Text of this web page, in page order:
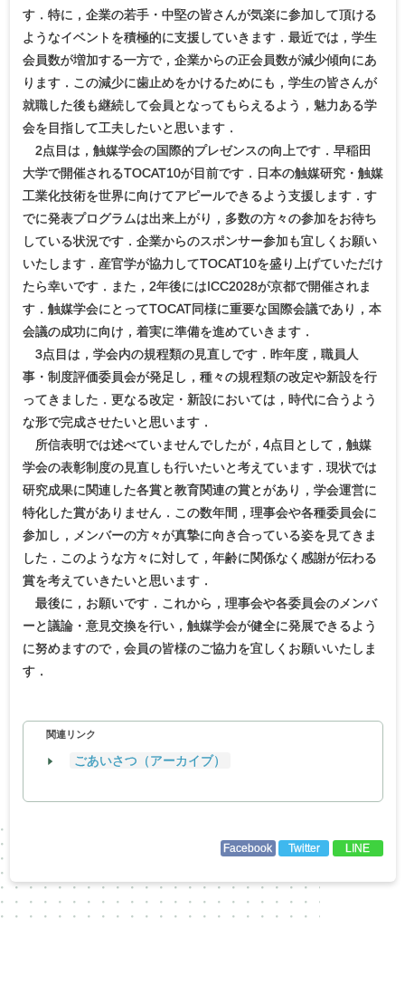
す．特に，企業の若手・中堅の皆さんが気楽に参加して頂ける
ようなイベントを積極的に支援していきます．最近では，学生
会員数が増加する一方で，企業からの正会員数が減少傾向にあ
ります．この減少に歯止めをかけるためにも，学生の皆さんが
就職した後も継続して会員となってもらえるよう，魅力ある学
会を目指して工夫したいと思います．
2点目は，触媒学会の国際的プレゼンスの向上です．早稲田
大学で開催されるTOCAT10が目前です．日本の触媒研究・触媒
工業化技術を世界に向けてアピールできるよう支援します．す
でに発表プログラムは出来上がり，多数の方々の参加をお待ち
している状況です．企業からのスポンサー参加も宜しくお願い
いたします．産官学が協力してTOCAT10を盛り上げていただけ
たら幸いです．また，2年後にはICC2028が京都で開催されま
す．触媒学会にとってTOCAT同様に重要な国際会議であり，本
会議の成功に向け，着実に準備を進めていきます．
3点目は，学会内の規程類の見直しです．昨年度，職員人
事・制度評価委員会が発足し，種々の規程類の改定や新設を行
ってきました．更なる改定・新設においては，時代に合うよう
な形で完成させたいと思います．
所信表明では述べていませんでしたが，4点目として，触媒
学会の表彰制度の見直しも行いたいと考えています．現状では
研究成果に関連した各賞と教育関連の賞とがあり，学会運営に
特化した賞がありません．この数年間，理事会や各種委員会に
参加し，メンバーの方々が真摯に向き合っている姿を見てきま
した．このような方々に対して，年齢に関係なく感謝が伝わる
賞を考えていきたいと思います．
最後に，お願いです．これから，理事会や各委員会のメンバ
ーと議論・意見交換を行い，触媒学会が健全に発展できるよう
に努めますので，会員の皆様のご協力を宜しくお願いいたしま
す．
関連リンク
ごあいさつ（アーカイブ）
Facebook Twitter LINE